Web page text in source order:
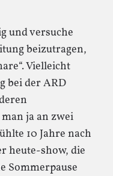
und versuche
beizutragen,
Vielleicht
bei der ARD
ja an zwei
10 Jahre nach
heute-show, die
Sommerpause